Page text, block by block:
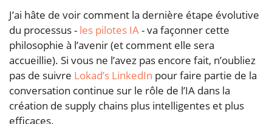
J’ai hâte de voir comment la dernière étape évolutive
du processus - les pilotes IA- va façonner cette
philosophie à l’avenir (et comment elle sera
accueillie). Si vous ne l’avez pas encore fait, n’oubliez
pas de suivre Lokad’s LinkedIn pour faire partie de la
conversation continue sur le rôle de l’IA dans la
création de supply chains plus intelligentes et plus
efficaces.